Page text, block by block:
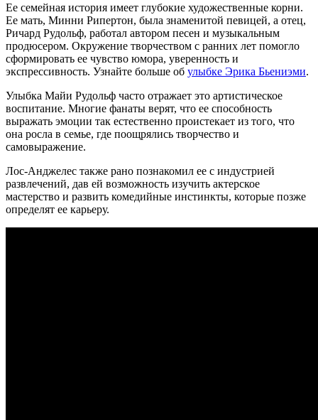
Ее семейная история имеет глубокие художественные корни.
Ее мать, Минни Рипертон, была знаменитой певицей, а отец,
Ричард Рудольф, работал автором песен и музыкальным
продюсером. Окружение творчеством с ранних лет помогло
сформировать ее чувство юмора, уверенность и
экспрессивность. Узнайте больше об улыбке Эрика Бьениэми.
Улыбка Майи Рудольф часто отражает это артистическое
воспитание. Многие фанаты верят, что ее способность
выражать эмоции так естественно проистекает из того, что
она росла в семье, где поощрялись творчество и
самовыражение.
Лос-Анджелес также рано познакомил ее с индустрией
развлечений, дав ей возможность изучить актерское
мастерство и развить комедийные инстинкты, которые позже
определят ее карьеру.